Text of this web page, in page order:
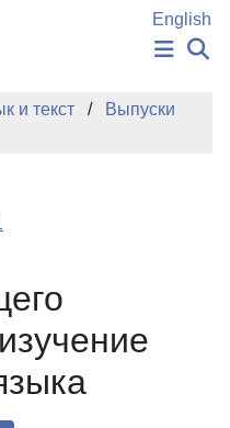
English
и текст
Выпуски